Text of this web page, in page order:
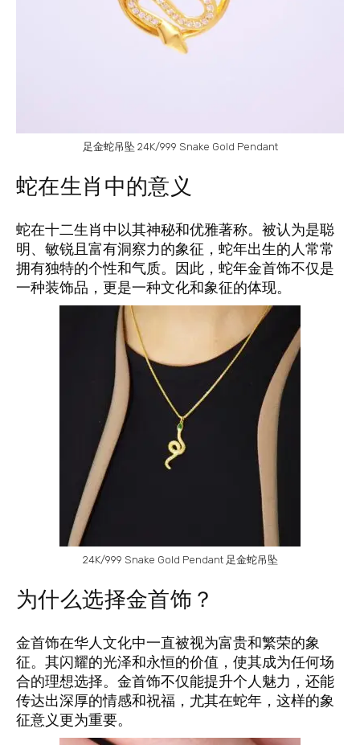
足金蛇吊坠 24K/999 Snake Gold Pendant
蛇在生肖中的意义
蛇在十二生肖中以其神秘和优雅著称。被认为是聪
明、敏锐且富有洞察力的象征，蛇年出生的人常常
拥有独特的个性和气质。因此，蛇年金首饰不仅是
一种装饰品，更是一种文化和象征的体现。
24K/999 Snake Gold Pendant 足金蛇吊坠
为什么选择金首饰？
金首饰在华人文化中一直被视为富贵和繁荣的象
征。其闪耀的光泽和永恒的价值，使其成为任何场
合的理想选择。金首饰不仅能提升个人魅力，还能
传达出深厚的情感和祝福，尤其在蛇年，这样的象
征意义更为重要。